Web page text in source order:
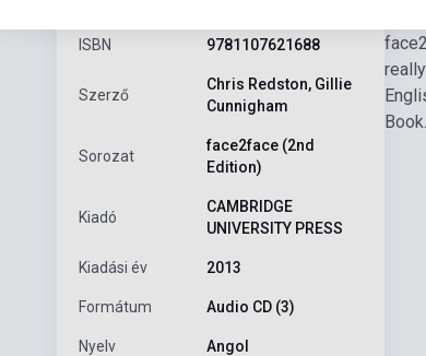
ISBN 9781107621688
Szerző
Chris Redston, Gillie
Cunnigham
Sorozat
face2face (2nd
Edition)
Kiadó
CAMBRIDGE
UNIVERSITY PRESS
Kiadási év 2013
Formátum Audio CD (3)
Nyelv Angol
Book.